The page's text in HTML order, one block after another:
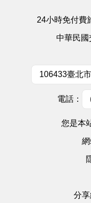
24小時免付費
中華民國
106433臺北
電話：
您是本
分